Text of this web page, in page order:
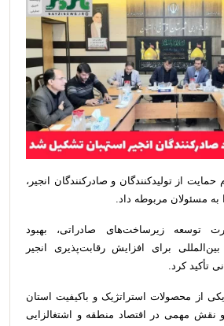
حمایت از تولیدکنندگان و صادرکنندگان انجیر،
به مسئولان مربوطه داد.
توسعه زیرساخت‌های صادراتی، بهبود
بین‌المللی برای افزایش رقابت‌پذیری انجیر
تأکید کرد.
یکی از محصولات استراتژیک و باکیفیت استان
مهمی در اقتصاد منطقه و اشتغالزایی